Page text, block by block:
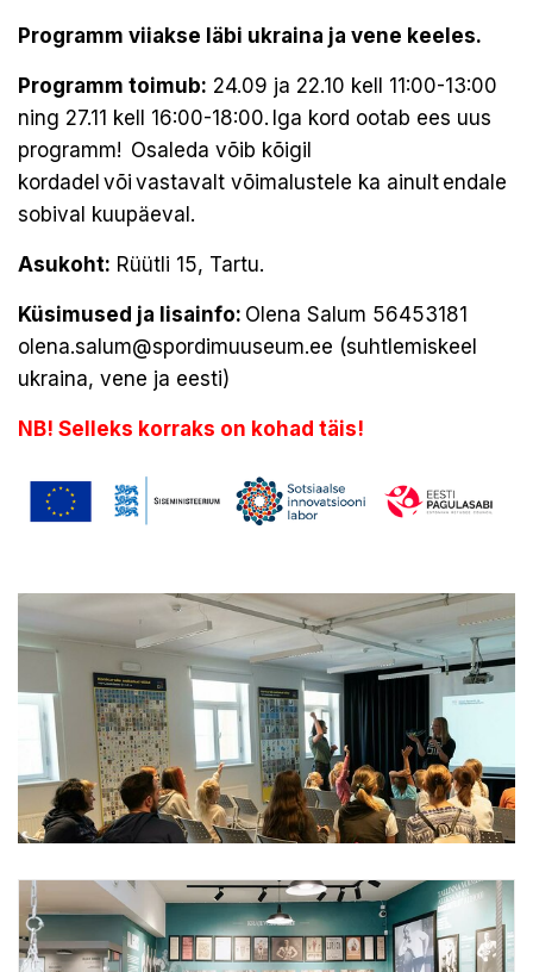
Programm viiakse läbi ukraina ja vene keeles.
Programm toimub: 24.09 ja 22.10 kell 11:00-13:00
ning 27.11 kell 16:00-18:00. Iga kord ootab ees uus
programm! Osaleda võib kõigil
kordadel või vastavalt võimalustele ka ainult endale
sobival kuupäeval.
Asukoht: Rüütli 15, Tartu.
Küsimused ja lisainfo: Olena Salum 56453181
olena.salum@spordimuuseum.ee (suhtlemiskeel
ukraina, vene ja eesti)
NB! Selleks korraks on kohad täis!